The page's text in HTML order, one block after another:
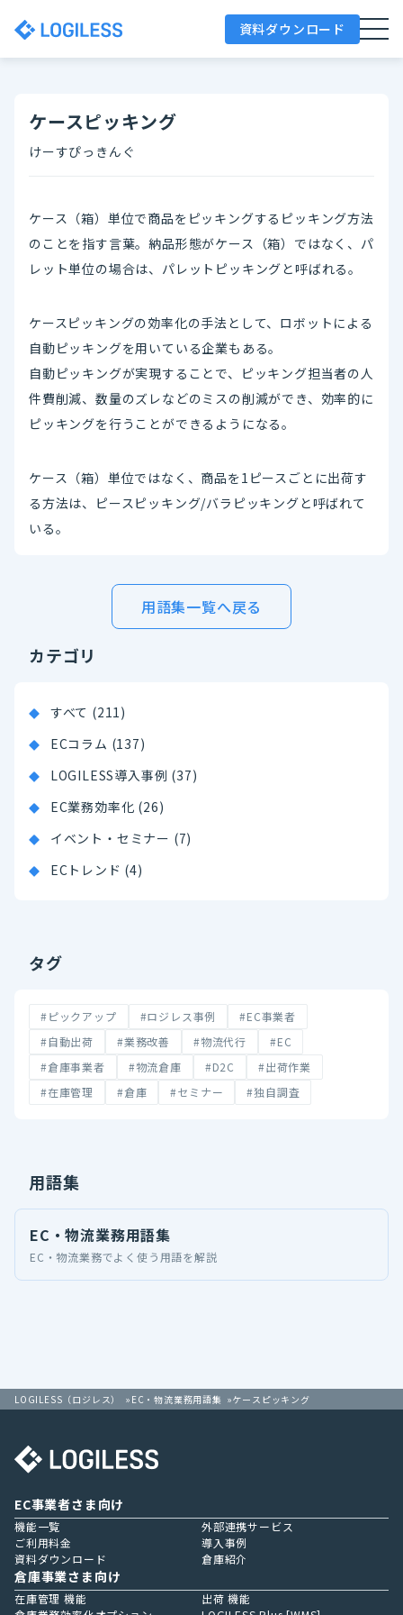
資料ダウンロード
ケースピッキング
けーすぴっきんぐ
ケース（箱）単位で商品をピッキングするピッキング方法
のことを指す言葉。納品形態がケース（箱）ではなく、パ
レット単位の場合は、パレットピッキングと呼ばれる。
ケースピッキングの効率化の手法として、ロボットによる
自動ピッキングを用いている企業もある。
自動ピッキングが実現することで、ピッキング担当者の人
件費削減、数量のズレなどのミスの削減ができ、効率的に
ピッキングを行うことができるようになる。
ケース（箱）単位ではなく、商品を1ピースごとに出荷す
る方法は、ピースピッキング/バラピッキングと呼ばれて
いる。
用語集一覧へ戻る
カテゴリ
すべて (211)
ECコラム (137)
LOGILESS導入事例 (37)
EC業務効率化 (26)
イベント・セミナー (7)
ECトレンド (4)
タグ
#ピックアップ #ロジレス事例
#EC事業者
#自動出荷
#業務改善 #物流代行
#EC
#倉庫事業者
#物流倉庫 #D2C
#出荷作業
#在庫管理
#倉庫 #セミナー #独自調査
用語集
EC・物流業務用語集
EC・物流業務でよく使う用語を解説
LOGILESS（ロジレス） EC・物流業務用語集 ケースピッキング
EC事業者さま向け
機能一覧
外部連携サービス
ご利用料金
導入事例
資料ダウンロード
倉庫紹介
倉庫事業さま向け
在庫管理 機能
出荷 機能